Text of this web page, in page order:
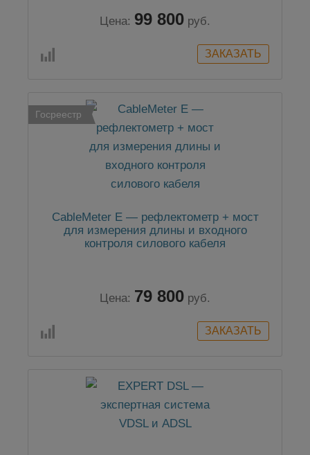
Цена: 99 800 руб.
Госреестр
CableMeter E — рефлектометр + мост
для измерения длины и входного
контроля силового кабеля
Цена: 79 800 руб.